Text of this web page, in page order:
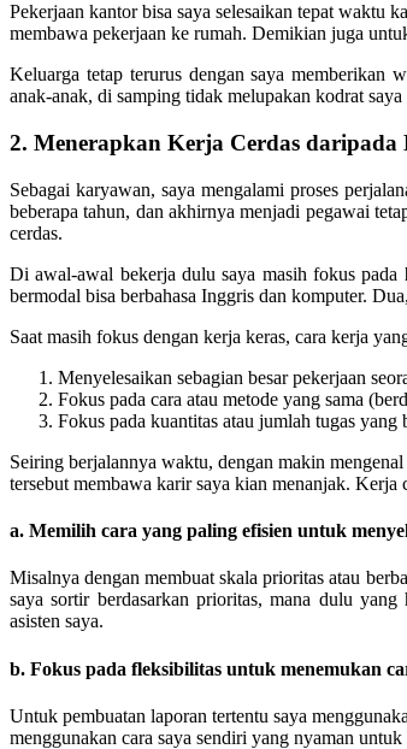
Pekerjaan kantor bisa saya selesaikan tepat waktu
membawa pekerjaan ke rumah. Demikian juga
Keluarga tetap terurus dengan saya memberikan
anak-anak, di samping tidak melupakan kodrat
2. Menerapkan Kerja Cerdas daripada
Sebagai karyawan, saya mengalami proses
beberapa tahun, dan akhirnya menjadi pegawai
cerdas.
Di awal-awal bekerja dulu saya masih fokus pada
bermodal bisa berbahasa Inggris dan komputer.
Saat masih fokus dengan kerja keras, cara kerja
Menyelesaikan sebagian besar pekerjaan
Fokus pada cara atau metode yang sama
Fokus pada kuantitas atau jumlah tugas
Seiring berjalannya waktu, dengan makin
tersebut membawa karir saya kian menanjak. Kerja
a. Memilih cara yang paling efisien untuk
Misalnya dengan membuat skala prioritas atau
saya sortir berdasarkan prioritas, mana dulu
asisten saya.
b. Fokus pada fleksibilitas untuk menemukan
Untuk pembuatan laporan tertentu saya
menggunakan cara saya sendiri yang nyaman untuk